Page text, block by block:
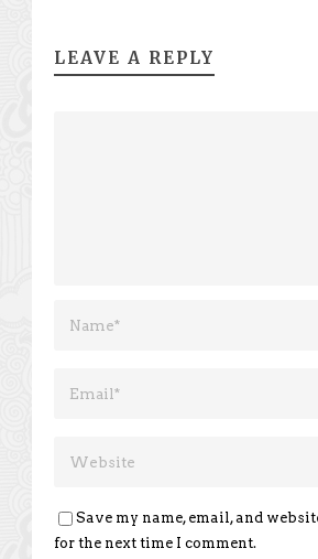
LEAVE A REPLY
Save my name, email, and
for the next time I comment.